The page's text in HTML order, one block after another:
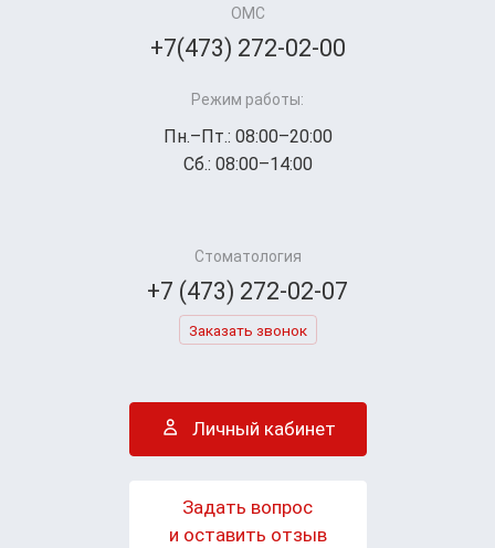
ОМС
+7(473) 272-02-00
Режим работы:
Пн.–Пт.: 08:00–20:00
Сб.: 08:00–14:00
Стоматология
+7 (473) 272-02-07
Заказать звонок
Личный кабинет
Задать вопрос
и оставить отзыв